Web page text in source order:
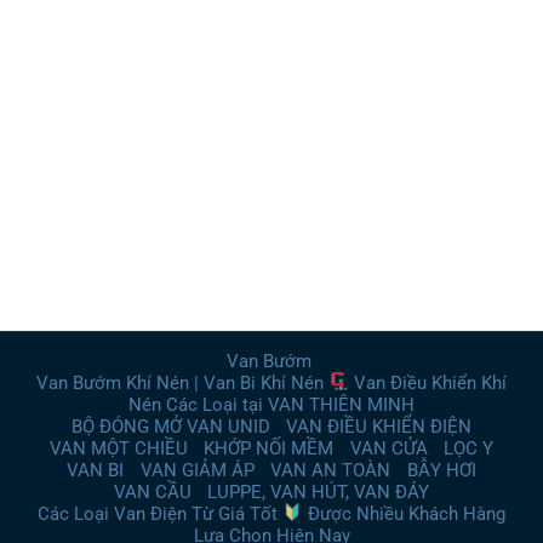
Van Bướm
Van Bướm Khí Nén | Van Bi Khí Nén
Van Điều Khiển Khí
Nén Các Loại tại VAN THIÊN MINH
BỘ ĐÓNG MỞ VAN UNID
VAN ĐIỀU KHIỂN ĐIỆN
VAN MỘT CHIỀU
KHỚP NỐI MỀM VAN CỬA
LỌC Y
VAN BI
VAN GIẢM ÁP VAN AN TOÀN
BẪY HƠI
VAN CẦU
LUPPE, VAN HÚT, VAN ĐÁY
Các Loại Van Điện Từ Giá Tốt
Được Nhiều Khách Hàng
Lựa Chọn Hiện Nay